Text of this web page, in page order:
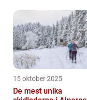
15 oktober 2025
De mest unika